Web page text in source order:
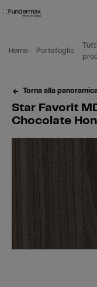
Vai al contenuto principale
Vai all'indice
Vai al menu principale
Home Portafoglio
Torna alla
Star Favorit
Chocolate